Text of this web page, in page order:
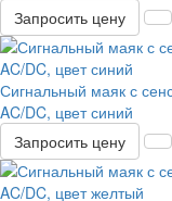
Запросить цену
Сигнальный маяк с
AC/DC, цвет синий
Запросить цену